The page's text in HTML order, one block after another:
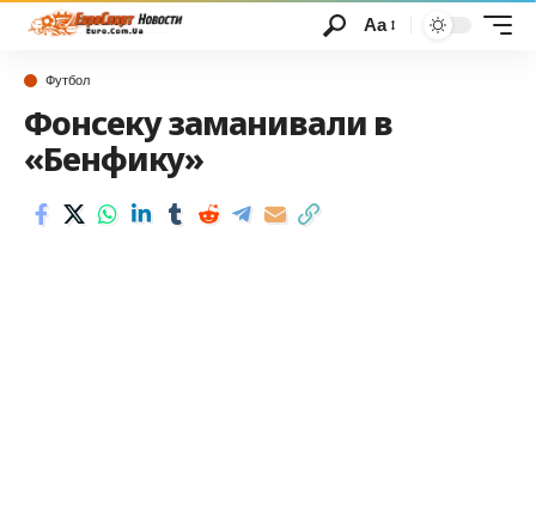
Аа
Футбол
Фонсеку заманивали в
«Бенфику»